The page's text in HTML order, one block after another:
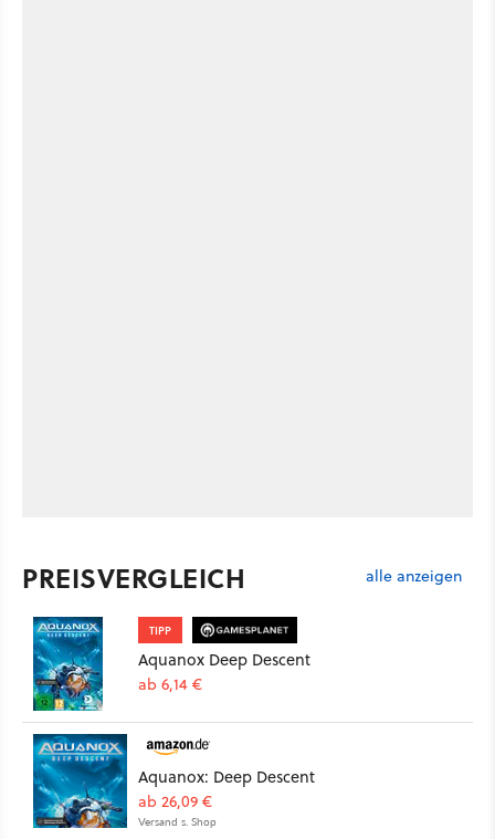
PREISVERGLEICH alle anzeigen
TIPP
Aquanox Deep Descent
ab 6,14 €
Aquanox: Deep Descent
ab 26,09 €
Versand s. Shop